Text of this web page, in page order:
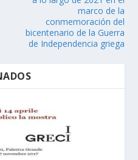
marco de la
conmemoración del
bicentenario de la Guerra
de Independencia griega